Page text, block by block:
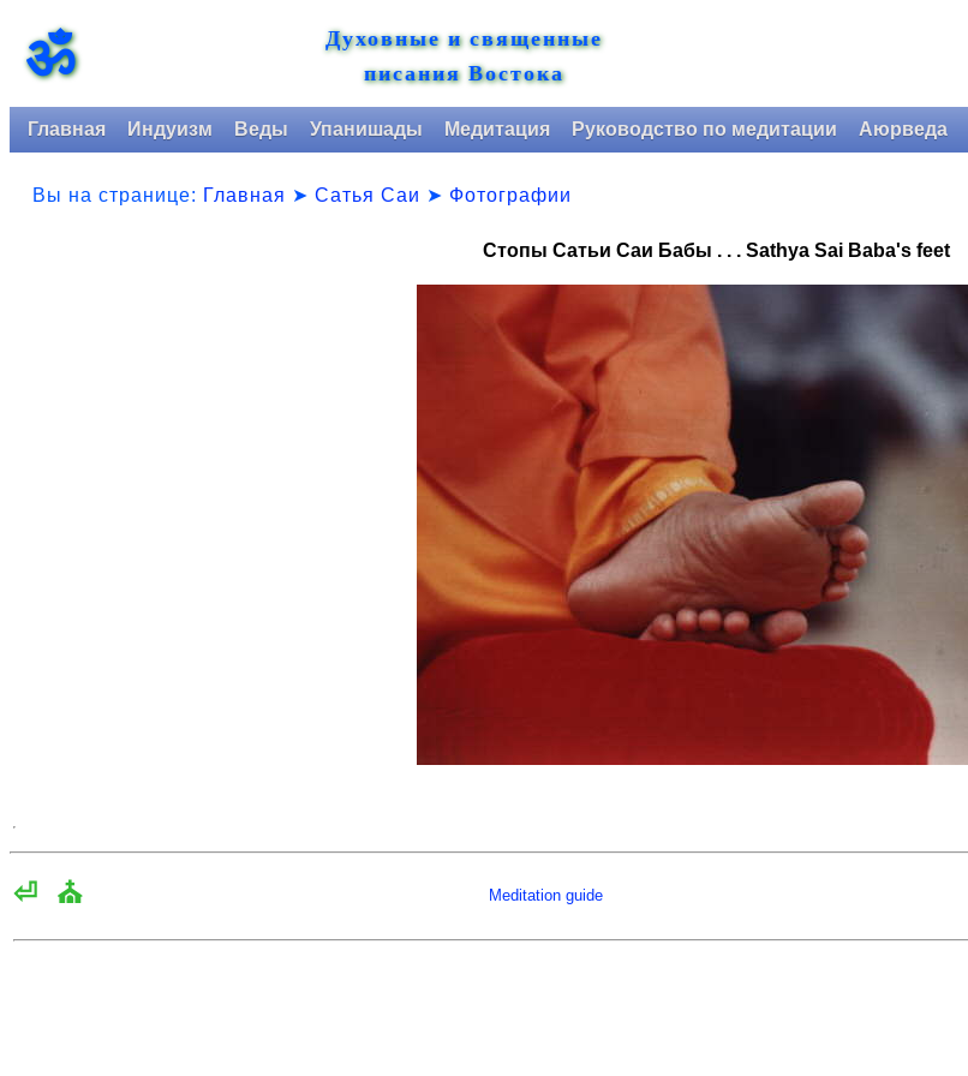
ॐ
Духовные и священные
писания Востока
Главная Индуизм Веды Упанишады Медитация Руководство по медитации Аюрведа
Вы на странице: Главная ➤ Сатья Саи ➤ Фотографии
Стопы Сатьи Саи Бабы . . . Sathya Sai Baba's feet
⏎ ⛪ Meditation guide